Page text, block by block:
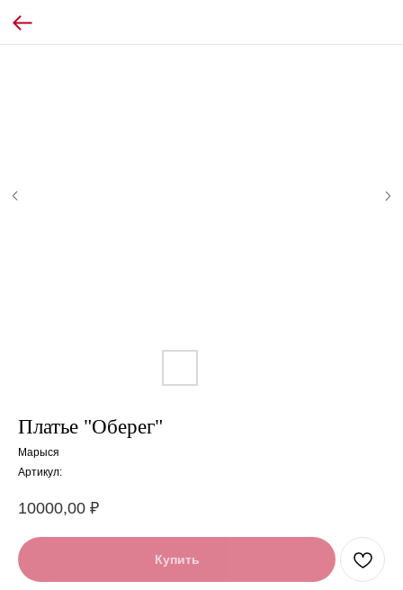
Платье "Оберег"
Марыся
Артикул:
10000,00 ₽
Купить